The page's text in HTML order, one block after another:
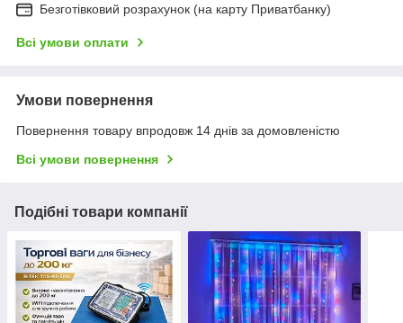
Безготівковий розрахунок (на карту Приватбанку)
Всі умови оплати
Умови повернення
Повернення товару впродовж 14 днів за домовленістю
Всі умови повернення
Подібні товари компанії